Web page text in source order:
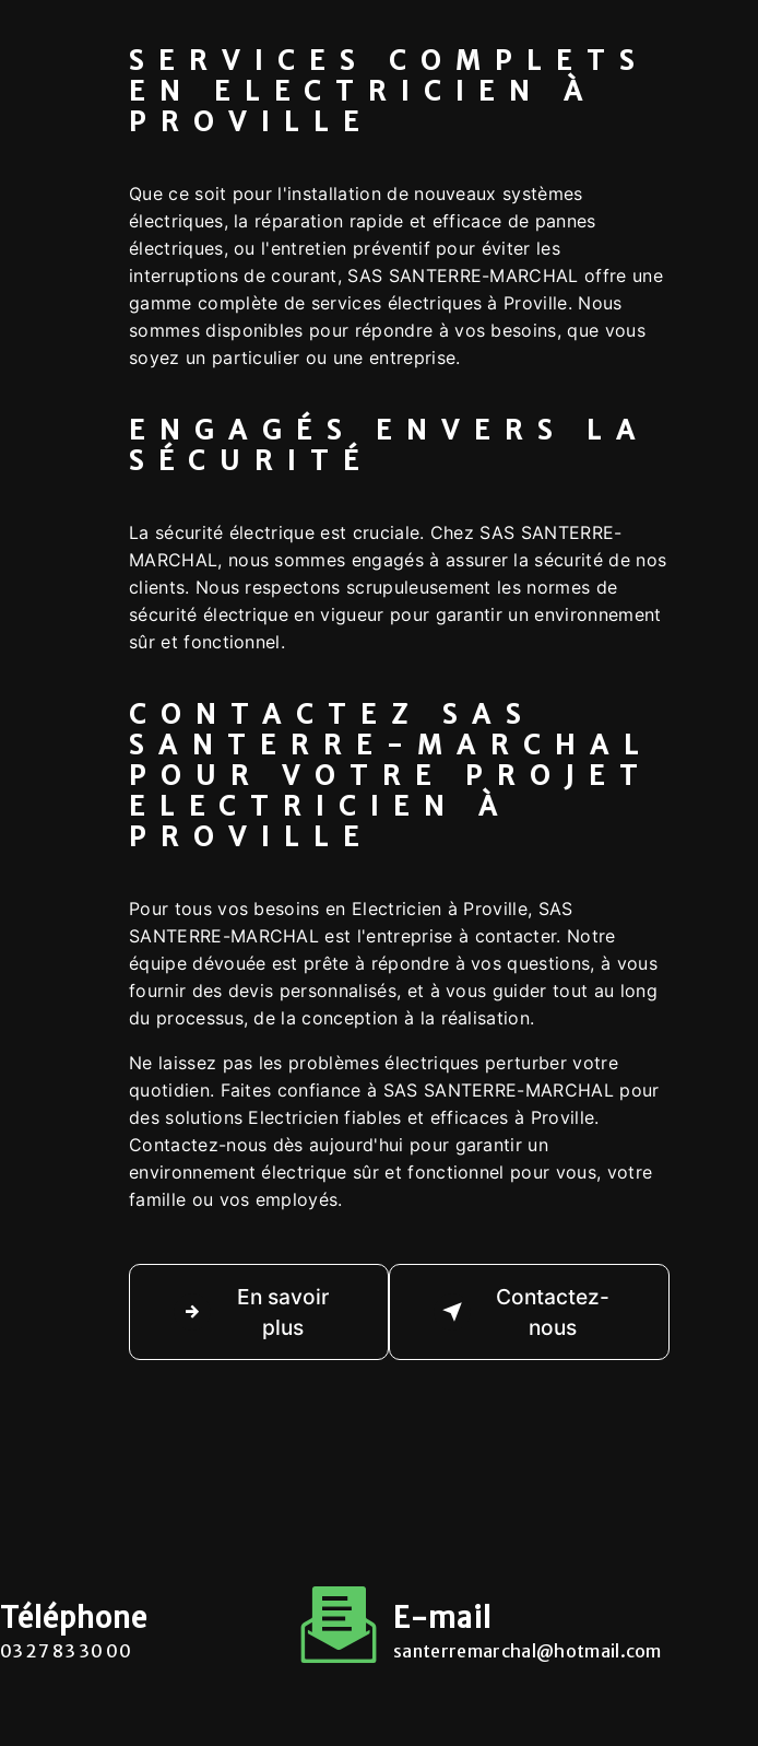
SERVICES COMPLETS
EN ELECTRICIEN À
PROVILLE
Que ce soit pour l'installation de nouveaux systèmes
électriques, la réparation rapide et efficace de pannes
électriques, ou l'entretien préventif pour éviter les
interruptions de courant, SAS SANTERRE-MARCHAL offre une
gamme complète de services électriques à Proville. Nous
sommes disponibles pour répondre à vos besoins, que vous
soyez un particulier ou une entreprise.
ENGAGÉS ENVERS LA
SÉCURITÉ
La sécurité électrique est cruciale. Chez SAS SANTERRE-
MARCHAL, nous sommes engagés à assurer la sécurité de nos
clients. Nous respectons scrupuleusement les normes de
sécurité électrique en vigueur pour garantir un environnement
sûr et fonctionnel.
CONTACTEZ SAS
SANTERRE-MARCHAL
POUR VOTRE PROJET
ELECTRICIEN À
PROVILLE
Pour tous vos besoins en Electricien à Proville, SAS
SANTERRE-MARCHAL est l'entreprise à contacter. Notre
équipe dévouée est prête à répondre à vos questions, à vous
fournir des devis personnalisés, et à vous guider tout au long
du processus, de la conception à la réalisation.
Ne laissez pas les problèmes électriques perturber votre
quotidien. Faites confiance à SAS SANTERRE-MARCHAL pour
des solutions Electricien fiables et efficaces à Proville.
Contactez-nous dès aujourd'hui pour garantir un
environnement électrique sûr et fonctionnel pour vous, votre
famille ou vos employés.
En savoir
plus
Contactez-
nous
Téléphone
03 27 83 30 00
E-mail
santerremarchal@hotmail.com